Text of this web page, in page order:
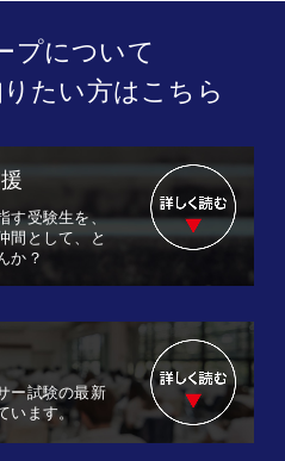
プについて
たい方はこちら
す受験生を、
間として、と
か？
ー試験の最新
います。